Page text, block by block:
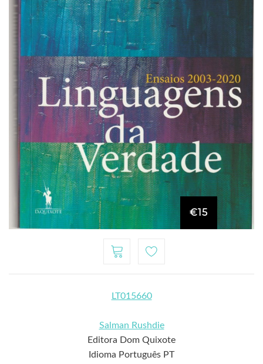
€15
LT015660
Salman Rushdie
Editora Dom Quixote
Idioma Português PT